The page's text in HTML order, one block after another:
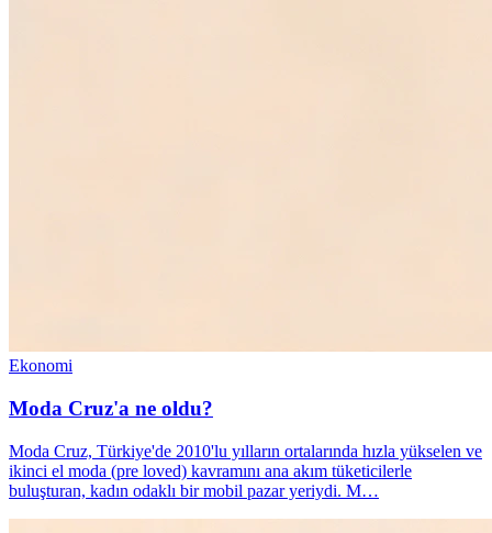
Ekonomi
Moda Cruz'a ne oldu?
Moda Cruz, Türkiye'de 2010'lu yılların ortalarında hızla yükselen ve
ikinci el moda (pre loved) kavramını ana akım tüketicilerle
buluşturan, kadın odaklı bir mobil pazar yeriydi. M…